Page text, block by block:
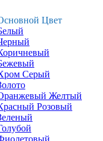
Цвет
Серый
Желтый
Розовый